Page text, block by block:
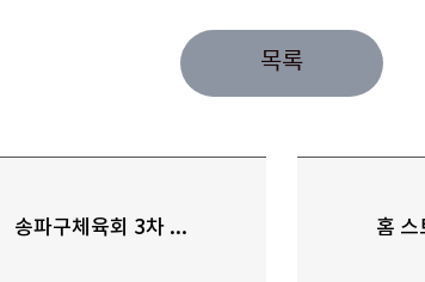
목록
송파구체육회 3차 ... 홈